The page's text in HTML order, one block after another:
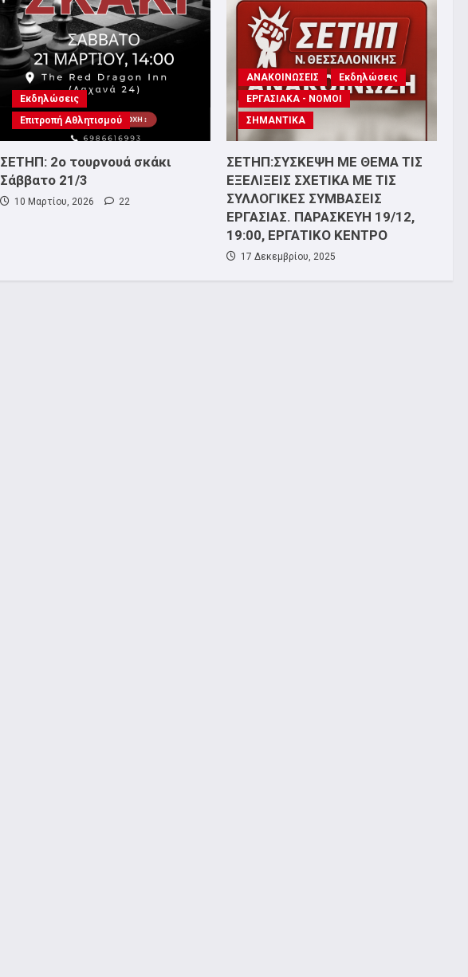
Εκδηλώσεις
Επιτροπή Αθλητισμού
ΣΕΤΗΠ: 2ο τουρνουά σκάκι
Σάββατο 21/3
10 Μαρτίου, 2026 22
ΑΝΑΚΟΙΝΩΣΕΙΣ
Εκδηλώσεις
ΕΡΓΑΣΙΑΚΑ - ΝΟΜΟΙ
ΣΗΜΑΝΤΙΚΑ
ΣΕΤΗΠ:ΣΥΣΚΕΨΗ ΜΕ ΘΕΜΑ ΤΙΣ
ΕΞΕΛΙΞΕΙΣ ΣΧΕΤΙΚΑ ΜΕ ΤΙΣ
ΣΥΛΛΟΓΙΚΕΣ ΣΥΜΒΑΣΕΙΣ
ΕΡΓΑΣΙΑΣ. ΠΑΡΑΣΚΕΥΗ 19/12,
19:00, ΕΡΓΑΤΙΚΟ ΚΕΝΤΡΟ
17 Δεκεμβρίου, 2025